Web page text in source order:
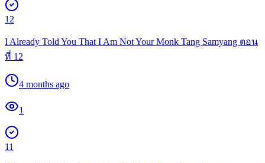
12
I Already Told You That I Am Not Your Monk Tang Samyang ตอน
ที่ 12
4 months ago
1
11